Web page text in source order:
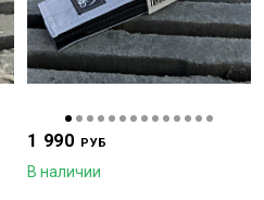
1 990 РУБ
В наличии